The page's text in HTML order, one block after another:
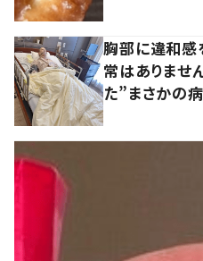
胸部に違和感
常はありませ
た”まさかの